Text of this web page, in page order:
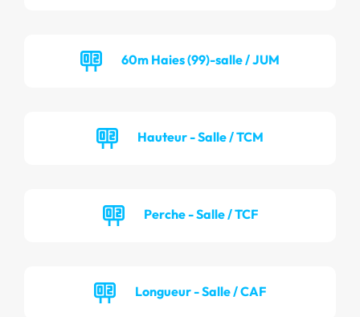
60m Haies (99)-salle / JUM
Hauteur - Salle / TCM
Perche - Salle / TCF
Longueur - Salle / CAF